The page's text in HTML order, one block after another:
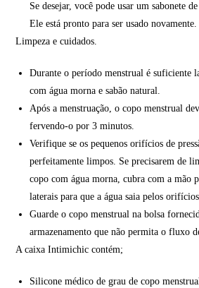
Se desejar, você pode usar um sabonete
Ele está pronto para ser usado novamente.
Limpeza e cuidados.
Durante o período menstrual é suficiente
com água morna e sabão natural.
Após a menstruação, o copo menstrual
fervendo-o por 3 minutos.
Verifique se os pequenos orifícios de
perfeitamente limpos. Se precisarem de
copo com água morna, cubra com a mão
laterais para que a água saia pelos
Guarde o copo menstrual na bolsa
armazenamento que não permita o fluxo
A caixa Intimichic contém;
Silicone médico de grau de copo